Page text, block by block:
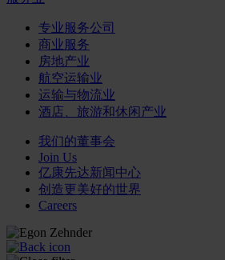
专业服务公司
商业服务
房地产业
航空运输业
运输与物流业
酒店、旅游和休闲产业
我们的董事会
Join Us
亿康先达新闻中心
创造更美好的世界
Careers